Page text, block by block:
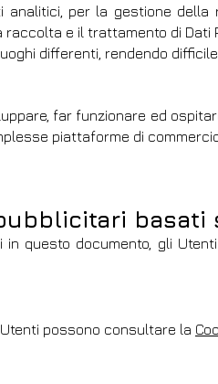
per la gestione
e il trattamento di Dati
differenti, rendendo
far funzionare ed
piattaforme di
basati
questo documento, gli
possono consultare la